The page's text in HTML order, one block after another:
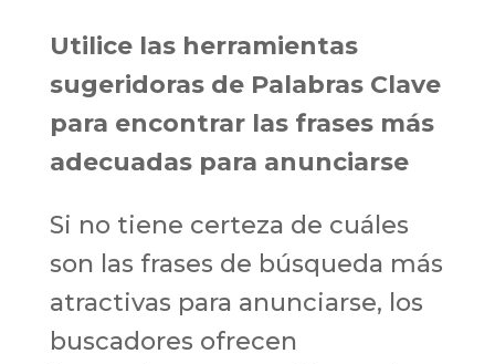
Utilice las herramientas
sugeridoras de Palabras Clave
para encontrar las frases más
adecuadas para anunciarse
Si no tiene certeza de cuáles
son las frases de búsqueda más
atractivas para anunciarse, los
buscadores ofrecen